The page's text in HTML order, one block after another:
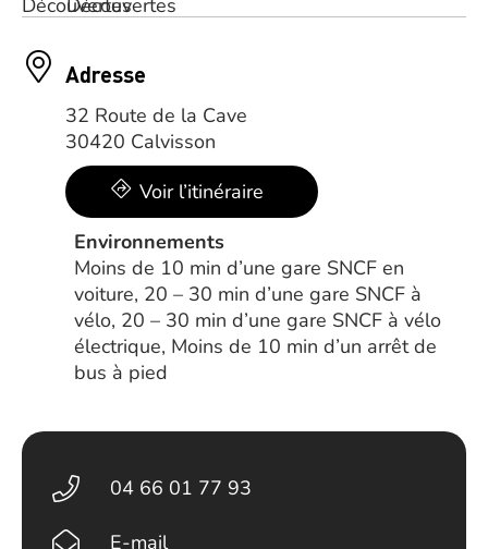
Adresse
32 Route de la Cave
30420 Calvisson
Voir l’itinéraire
Environnements
Moins de 10 min d’une gare SNCF en
voiture, 20 – 30 min d’une gare SNCF à
vélo, 20 – 30 min d’une gare SNCF à vélo
électrique, Moins de 10 min d’un arrêt de
bus à pied
04 66 01 77 93
E-mail